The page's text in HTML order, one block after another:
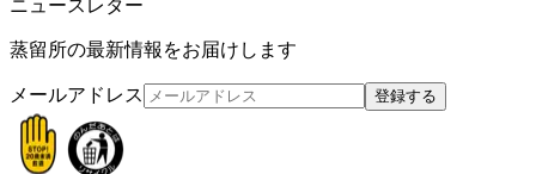
ニュースレター
蒸留所の最新情報をお届けします
メールアドレス 登録する